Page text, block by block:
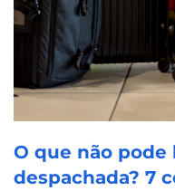
O que não pode
despachada? 7